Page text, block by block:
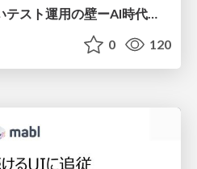
自動化したのに回らないテスト運用の壁ーAI時代の品質責任と生産性
0 120